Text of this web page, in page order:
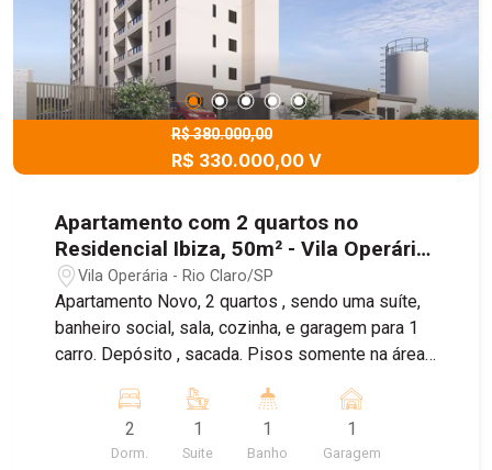
R$ 380.000,00
R$ 330.000,00 V
Apartamento com 2 quartos no
Residencial Ibiza, 50m² - Vila Operária,
Rio Claro/SP
Vila Operária - Rio Claro/SP
Apartamento Novo, 2 quartos , sendo uma suíte,
banheiro social, sala, cozinha, e garagem para 1
carro. Depósito , sacada. Pisos somente na área
churrasqueira, espaço pets, salão de festas,
playground.
2
Dorm.
1
Suite
1
Banho
1
Garagem